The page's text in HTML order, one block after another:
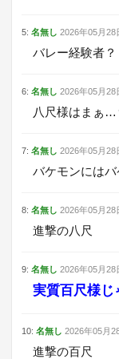
5: 名無し 2026年05月28
バレー経験者？
6: 名無し 2026年05月28
八尺様はまぁ…
7: 名無し 2026年05月28
バケモンには
8: 名無し 2026年05月28
進撃の八尺
9: 名無し 2026年05月28
実質百尺様
10: 名無し 2026年05月
進撃の百尺